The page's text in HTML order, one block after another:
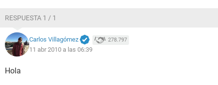
RESPUESTA 1 / 1
Carlos Villagómez 278.797
11 abr 2010 a las 06:39
Hola